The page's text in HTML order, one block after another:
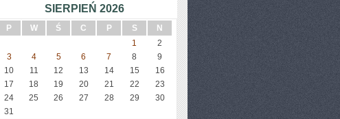
SIERPIEŃ 2026
P W Ś C P S
N
1
2
3
4 5 6 7 8
9
10
11 12 13 14 15
16
17
18 19 20 21 22
23
24
25 26 27 28 29
30
31